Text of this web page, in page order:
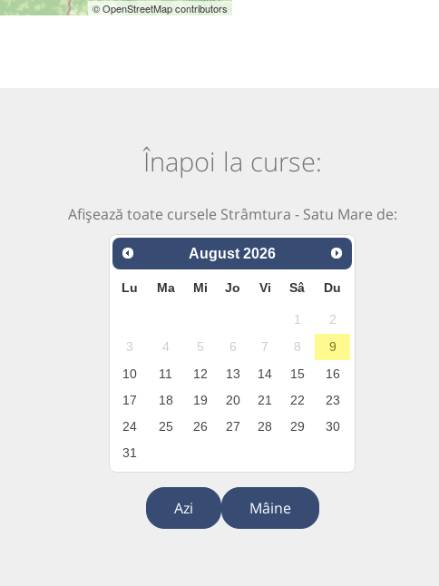
© OpenStreetMap contributors
Înapoi la curse:
Afișează toate cursele Strâmtura - Satu Mare de:
August 2026
Lu Ma Mi Jo Vi Sâ Du
1
2
3
4 5 6 7 8
9
10
11 12 13 14 15
16
17
18 19 20 21 22
23
24
25 26 27 28 29
30
31
Azi Mâine